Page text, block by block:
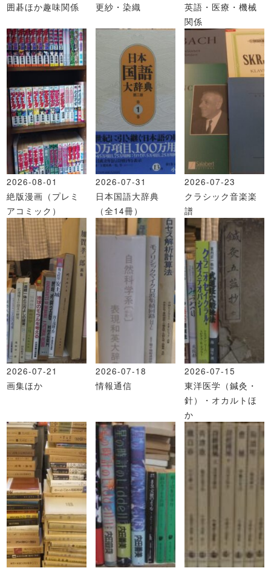
囲碁ほか趣味関係
更紗・染織
英語・医療・機械
関係
2026-08-01
絶版漫画（プレミ
アコミック）
2026-07-31
日本国語大辞典
（全14冊）
2026-07-23
クラシック音楽楽
譜
2026-07-21
画集ほか
2026-07-18
情報通信
2026-07-15
東洋医学（鍼灸・
針）・オカルトほ
か